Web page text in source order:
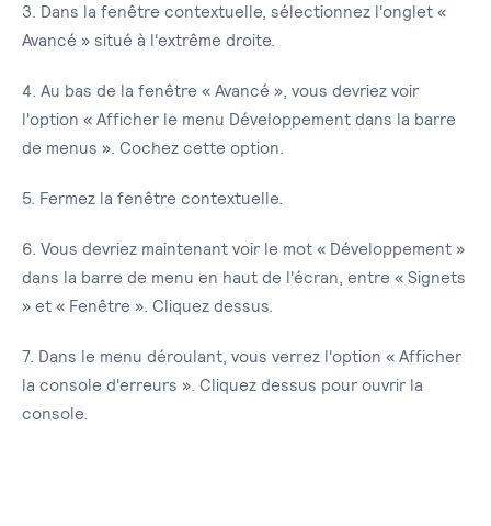
3. Dans la fenêtre contextuelle, sélectionnez l'onglet «
Avancé » situé à l'extrême droite.
4. Au bas de la fenêtre « Avancé », vous devriez voir
l'option « Afficher le menu Développement dans la barre
de menus ». Cochez cette option.
5. Fermez la fenêtre contextuelle.
6. Vous devriez maintenant voir le mot « Développement »
dans la barre de menu en haut de l'écran, entre « Signets
» et « Fenêtre ». Cliquez dessus.
7. Dans le menu déroulant, vous verrez l'option « Afficher
la console d'erreurs ». Cliquez dessus pour ouvrir la
console.